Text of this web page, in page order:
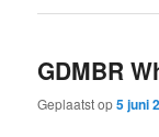
GDMBR
Geplaatst op5 juni